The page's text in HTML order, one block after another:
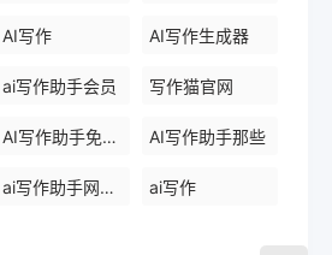
AI写作 AI写作生成器
ai写作助手会员 写作猫官网
AI写作助手免费版 AI写作助手那些
ai写作助手网页版 ai写作